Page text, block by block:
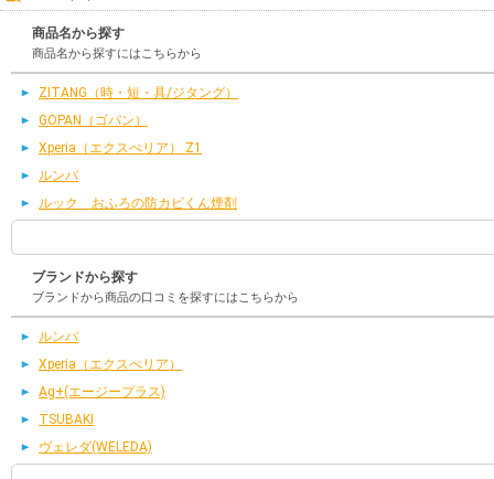
商品名から探す
商品名から探すにはこちらから
ZITANG（時・短・具/ジタング）
GOPAN（ゴパン）
Xperia（エクスぺリア） Z1
ルンバ
ルック おふろの防カビくん煙剤
ブランドから探す
ブランドから商品の口コミを探すにはこちらから
ルンバ
Xperia（エクスぺリア）
Ag+(エージープラス)
TSUBAKI
ヴェレダ(WELEDA)